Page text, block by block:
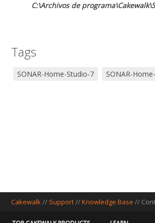
C:\Archivos de
Tags
SONAR-Home-Studio-7 SONAR-
Cakewalk// Support//Knowledge Base //